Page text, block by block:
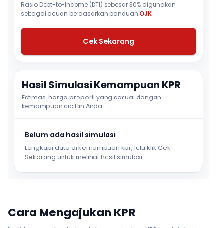
Rasio Debt-to-Income (DTI) sebesar 30% digunakan
sebagai acuan berdasarkan panduan OJK .
Cek Sekarang
Hasil Simulasi Kemampuan KPR
Estimasi harga properti yang sesuai dengan
kemampuan cicilan Anda.
Belum ada hasil simulasi
Lengkapi data di kemampuan kpr, lalu klik Cek
Sekarang untuk melihat hasil simulasi.
Cara Mengajukan KPR